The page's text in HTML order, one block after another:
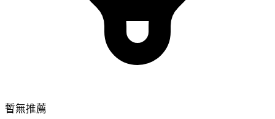
暫無推薦